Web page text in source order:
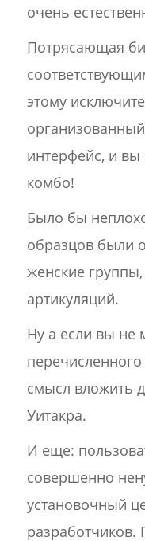
очень
Потрясающая
этому
интерфейс, и
комбо!
Было бы
образцов были
женские группы,
артикуляций.
Ну а если вы не
смысл вложить
Уитакра.
И еще:
совершенно
установочный
разработчиков.